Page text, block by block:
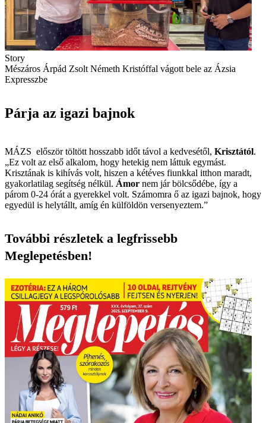
Story
Mészáros Árpád Zsolt Németh Kristóffal vágott bele az Ázsia
Expresszbe
Párja az igazi bajnok
MÁZS először töltött hosszabb időt távol a kedvesétől, Krisztától.
„Ez volt az első alkalom, hogy hetekig nem láttuk egymást.
Krisztának is kihívás volt, hiszen a kétéves fiunkkal itthon maradt,
gyakorlatilag segítség nélkül. Ámor nem jár bölcsődébe, így a
párom 0-24 órát a gyerekkel volt. Számomra ő az igazi bajnok, hogy
egyedül is helytállt, amíg én külföldön versenyeztem.”
További részletek a legfrissebb
Meglepetésben!